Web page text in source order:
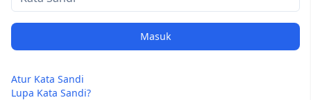
Masuk
Atur Kata Sandi
Lupa Kata Sandi?